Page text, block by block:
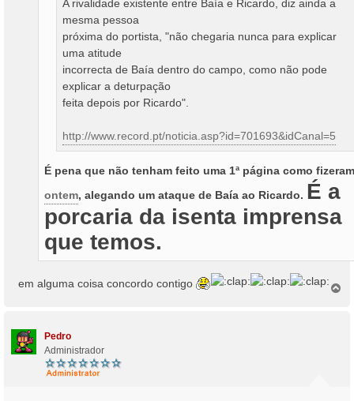
A rivalidade existente entre Baía e Ricardo, diz ainda a
mesma pessoa
próxima do portista, "não chegaria nunca para explicar
uma atitude
incorrecta de Baía dentro do campo, como não pode
explicar a deturpação
feita depois por Ricardo".
http://www.record.pt/noticia.asp?id=701693&idCanal=5
É pena que não tenham feito uma 1ª página como fizeram
ontem, alegando um ataque de Baía ao Ricardo. É a
porcaria da isenta imprensa
que temos.
em alguma coisa concordo contigo
Pedro
Administrador